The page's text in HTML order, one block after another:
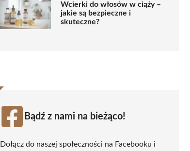
Wcierki do włosów w ciąży –
jakie są bezpieczne i
skuteczne?
Bądź z nami na bieżąco!
Dołącz do naszej społeczności na Facebooku i